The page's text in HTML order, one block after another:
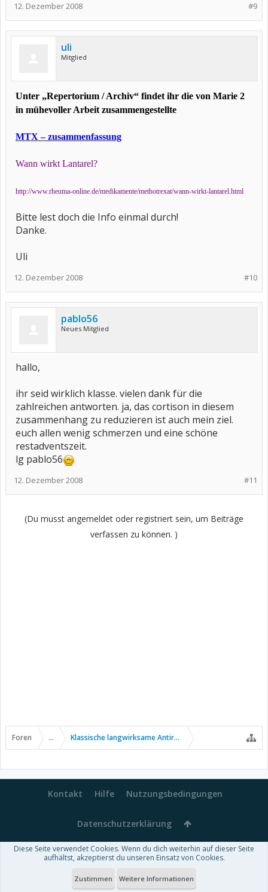
#9
12. Dezember 2008
uli
Mitglied
Unter „Repertorium / Archiv“ findet ihr die von Marie 2
in mühevoller Arbeit zusammengestellte
MTX – zusammenfassung
Wann wirkt Lantarel?
http://www.rheuma-online.de/medikamente/methotrexat/wann-wirkt-lantarel.html
Bitte lest doch die Info einmal durch!
Danke.
Uli
#10
12. Dezember 2008
pablo56
Neues Mitglied
hallo,
ihr seid wirklich klasse. vielen dank für die
zahlreichen antworten. ja, das cortison in diesem
zusammenhang zu reduzieren ist auch mein ziel.
euch allen wenig schmerzen und eine schöne
restadventszeit.
lg pablo56
#11
12. Dezember 2008
(Du musst angemeldet oder registriert sein, um Beiträge
verfassen zu können. )
Foren ... Klassische langwirksame Antirheumatika
Kontakt Hilfe Nutzungsbedingungen
Datenschutzerklärung
Forum software by XenForo™-Deutsch von xenDach
Theme designed byThemeHouse
Diese Seite verwendet Cookies. Wenn du dich weiterhin auf dieser Seite
aufhältst, akzeptierst du unseren Einsatz von Cookies.
Zustimmen Weitere Informationen